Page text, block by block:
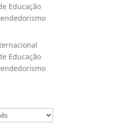
Educação
Educação